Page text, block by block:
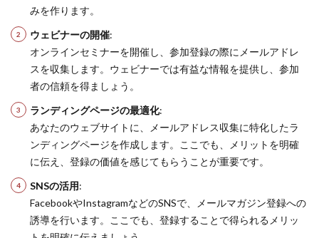
みを作ります。
ウェビナーの開催:
オンラインセミナーを開催し、参加登録の際にメールアドレ
スを収集します。ウェビナーでは有益な情報を提供し、参加
者の信頼を得ましょう。
ランディングページの最適化:
あなたのウェブサイトに、メールアドレス収集に特化したラ
ンディングページを作成します。ここでも、メリットを明確
に伝え、登録の価値を感じてもらうことが重要です。
SNSの活用:
FacebookやInstagramなどのSNSで、メールマガジン登録への
誘導を行います。ここでも、登録することで得られるメリッ